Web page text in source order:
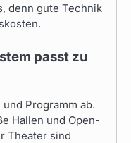
denn gute Technik
passt zu
Programm ab.
Hallen und Open-
Theater sind